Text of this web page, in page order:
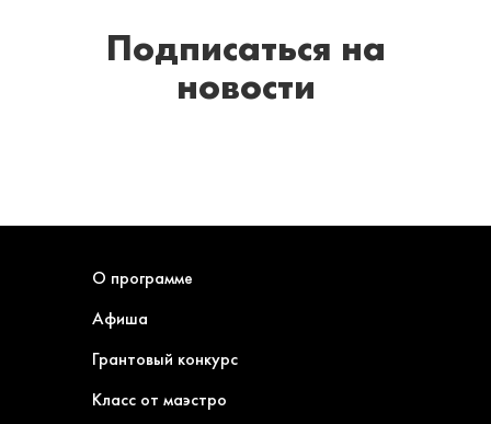
Подписаться на
новости
О программе
Афиша
Грантовый конкурс
Класс от маэстро